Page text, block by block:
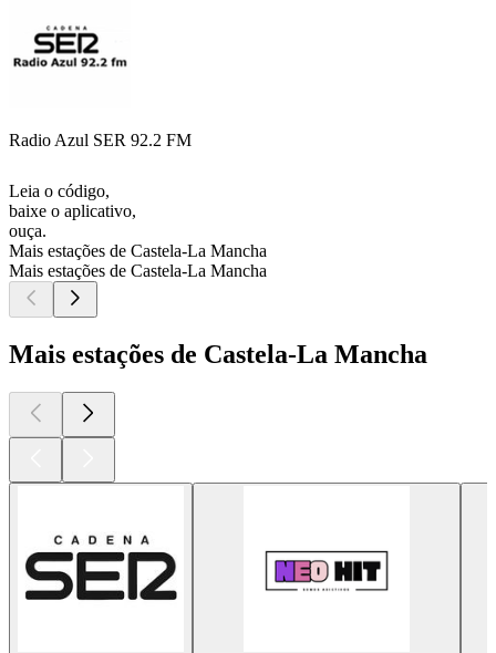
Radio Azul SER 92.2 FM
Leia o código,
baixe o aplicativo,
ouça.
Mais estações de Castela-La Mancha
Mais estações de Castela-La Mancha
Mais estações de Castela-La Mancha